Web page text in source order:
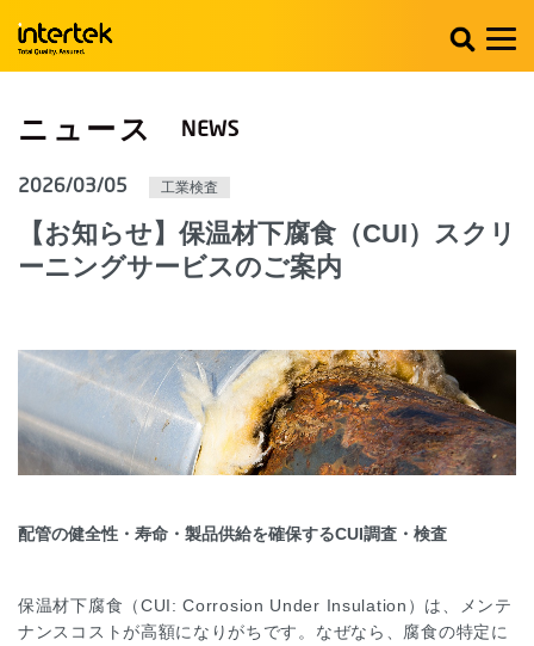
ニュース
2026/03/05 工業検査
【お知らせ】保温材下腐食（CUI）スクリ
ーニングサービスのご案内
配管の健全性・寿命・製品供給を確保するCUI調査・検査
保温材下腐食（CUI: Corrosion Under Insulation）は、メンテ
ナンスコストが高額になりがちです。なぜなら、腐食の特定に